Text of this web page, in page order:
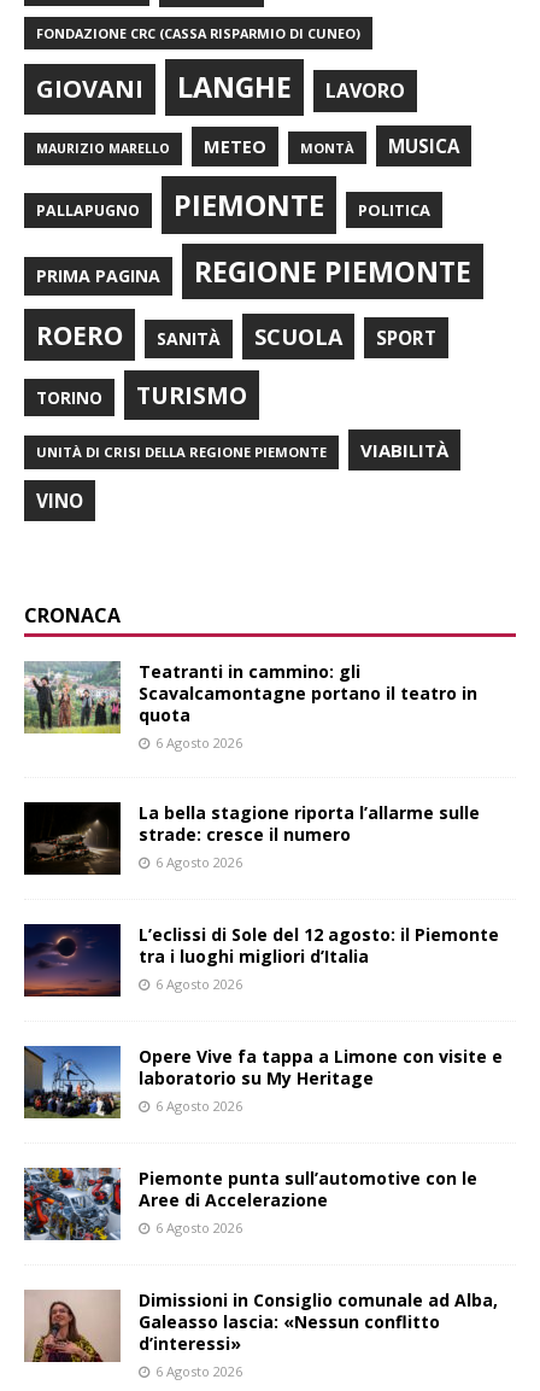
FONDAZIONE CRC (CASSA RISPARMIO DI CUNEO)
GIOVANI LANGHE LAVORO
MAURIZIO MARELLO METEO MONTÀ MUSICA
PALLAPUGNO PIEMONTE POLITICA
PRIMA PAGINA REGIONE PIEMONTE
ROERO SANITÀ SCUOLA SPORT
TORINO TURISMO
UNITÀ DI CRISI DELLA REGIONE PIEMONTE VIABILITÀ
VINO
CRONACA
Teatranti in cammino: gli
Scavalcamontagne portano il teatro in
quota
6 Agosto 2026
La bella stagione riporta l’allarme sulle
strade: cresce il numero
6 Agosto 2026
L’eclissi di Sole del 12 agosto: il Piemonte
tra i luoghi migliori d’Italia
6 Agosto 2026
Opere Vive fa tappa a Limone con visite e
laboratorio su My Heritage
6 Agosto 2026
Piemonte punta sull’automotive con le
Aree di Accelerazione
6 Agosto 2026
Dimissioni in Consiglio comunale ad Alba,
Galeasso lascia: «Nessun conflitto
d’interessi»
6 Agosto 2026